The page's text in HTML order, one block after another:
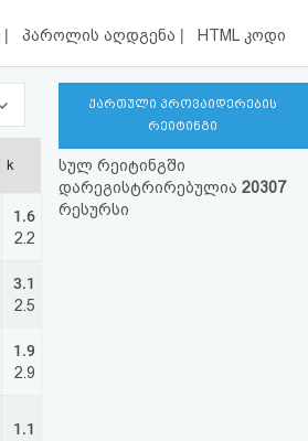
| პაროლის აღდგენა | HTML კოდი
k
1.6
2.2
3.1
2.5
1.9
2.9
1.1
ქართული პროვაიდერების
რეიტინგი
სულ რეიტინგში
დარეგისტრირებულია 20307
რესურსი